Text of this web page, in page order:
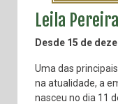
Leila Pereira
Desde 15 de
Uma das
na atualidade, a
nasceu no dia 11